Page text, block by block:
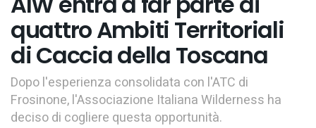
quattro Ambiti Territoriali
di Caccia della Toscana
Dopo l'esperienza consolidata con l'ATC di
Frosinone, l'Associazione Italiana Wilderness ha
deciso di cogliere questa opportunità.